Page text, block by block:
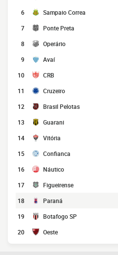
6 Sampaio Correa
7 Ponte Preta
8 Operário
9 Avaí
10 CRB
11 Cruzeiro
12 Brasil Pelotas
13 Guarani
14 Vitória
15 Confianca
16 Náutico
17 Figueirense
18 Paraná
19
Botafogo SP
20 Oeste